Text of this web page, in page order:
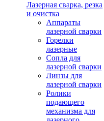
Лазерная сварка, резка
и очистка
Аппараты
лазерной сварки
Горелки
лазерные
Сопла для
лазерной сварки
Линзы для
лазерной сварки
Ролики
подающего
механизма для